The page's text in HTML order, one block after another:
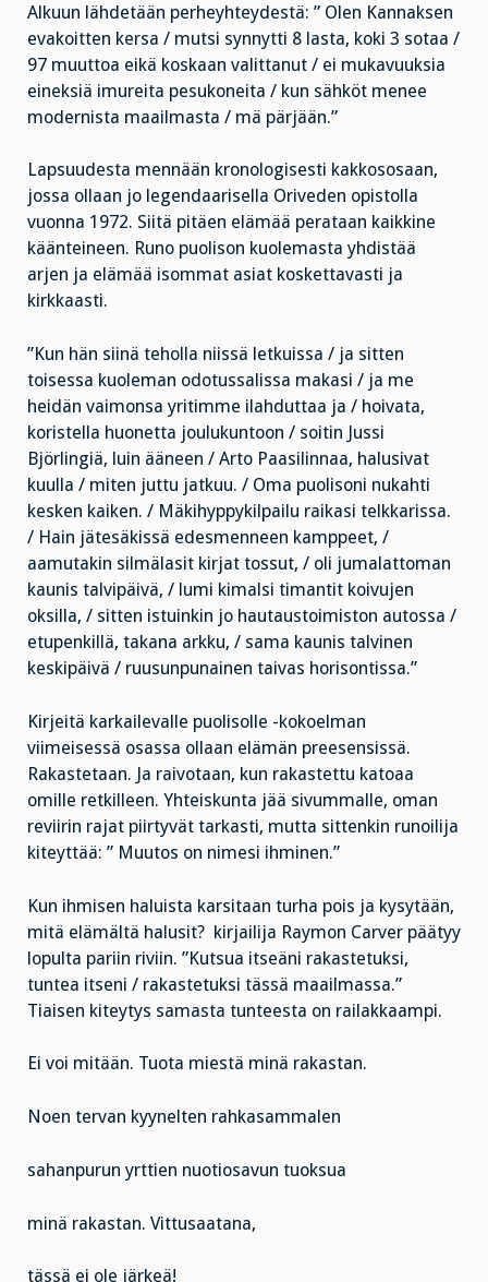
Alkuun lähdetään perheyhteydestä: ” Olen Kannaksen
evakoitten kersa / mutsi synnytti 8 lasta, koki 3 sotaa /
97 muuttoa eikä koskaan valittanut / ei mukavuuksia
eineksiä imureita pesukoneita / kun sähköt menee
modernista maailmasta / mä pärjään.”
Lapsuudesta mennään kronologisesti kakkososaan,
jossa ollaan jo legendaarisella Oriveden opistolla
vuonna 1972. Siitä pitäen elämää perataan kaikkine
käänteineen. Runo puolison kuolemasta yhdistää
arjen ja elämää isommat asiat koskettavasti ja
kirkkaasti.
”Kun hän siinä teholla niissä letkuissa / ja sitten
toisessa kuoleman odotussalissa makasi / ja me
heidän vaimonsa yritimme ilahduttaa ja / hoivata,
koristella huonetta joulukuntoon / soitin Jussi
Björlingiä, luin ääneen / Arto Paasilinnaa, halusivat
kuulla / miten juttu jatkuu. / Oma puolisoni nukahti
kesken kaiken. / Mäkihyppykilpailu raikasi telkkarissa.
/ Hain jätesäkissä edesmenneen kamppeet, /
aamutakin silmälasit kirjat tossut, / oli jumalattoman
kaunis talvipäivä, / lumi kimalsi timantit koivujen
oksilla, / sitten istuinkin jo hautaustoimiston autossa /
etupenkillä, takana arkku, / sama kaunis talvinen
keskipäivä / ruusunpunainen taivas horisontissa.”
Kirjeitä karkailevalle puolisolle -kokoelman
viimeisessä osassa ollaan elämän preesensissä.
Rakastetaan. Ja raivotaan, kun rakastettu katoaa
omille retkilleen. Yhteiskunta jää sivummalle, oman
reviirin rajat piirtyvät tarkasti, mutta sittenkin runoilija
kiteyttää: ” Muutos on nimesi ihminen.”
Kun ihmisen haluista karsitaan turha pois ja kysytään,
mitä elämältä halusit? kirjailija Raymon Carver päätyy
lopulta pariin riviin. ”Kutsua itseäni rakastetuksi,
tuntea itseni / rakastetuksi tässä maailmassa.”
Tiaisen kiteytys samasta tunteesta on railakkaampi.
Ei voi mitään. Tuota miestä minä rakastan.
Noen tervan kyynelten rahkasammalen
sahanpurun yrttien nuotiosavun tuoksua
minä rakastan. Vittusaatana,
tässä ei ole järkeä!